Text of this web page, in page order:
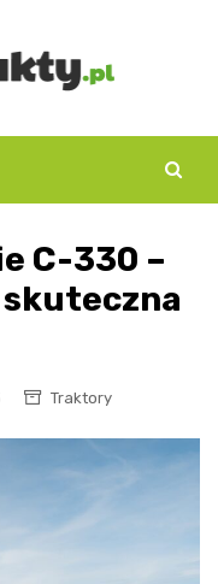
C-330 –
Traktory